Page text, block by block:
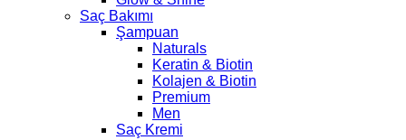
Saç Bakımı
Şampuan
Naturals
Keratin & Biotin
Kolajen & Biotin
Premium
Men
Saç Kremi